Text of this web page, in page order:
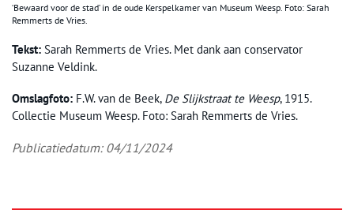
‘Bewaard voor de stad’ in de oude Kerspelkamer van Museum Weesp. Foto: Sarah
Remmerts de Vries.
Tekst: Sarah Remmerts de Vries. Met dank aan conservator
Suzanne Veldink.
Omslagfoto: F.W. van de Beek, De Slijkstraat te Weesp, 1915.
Collectie Museum Weesp. Foto: Sarah Remmerts de Vries.
Publicatiedatum: 04/11/2024